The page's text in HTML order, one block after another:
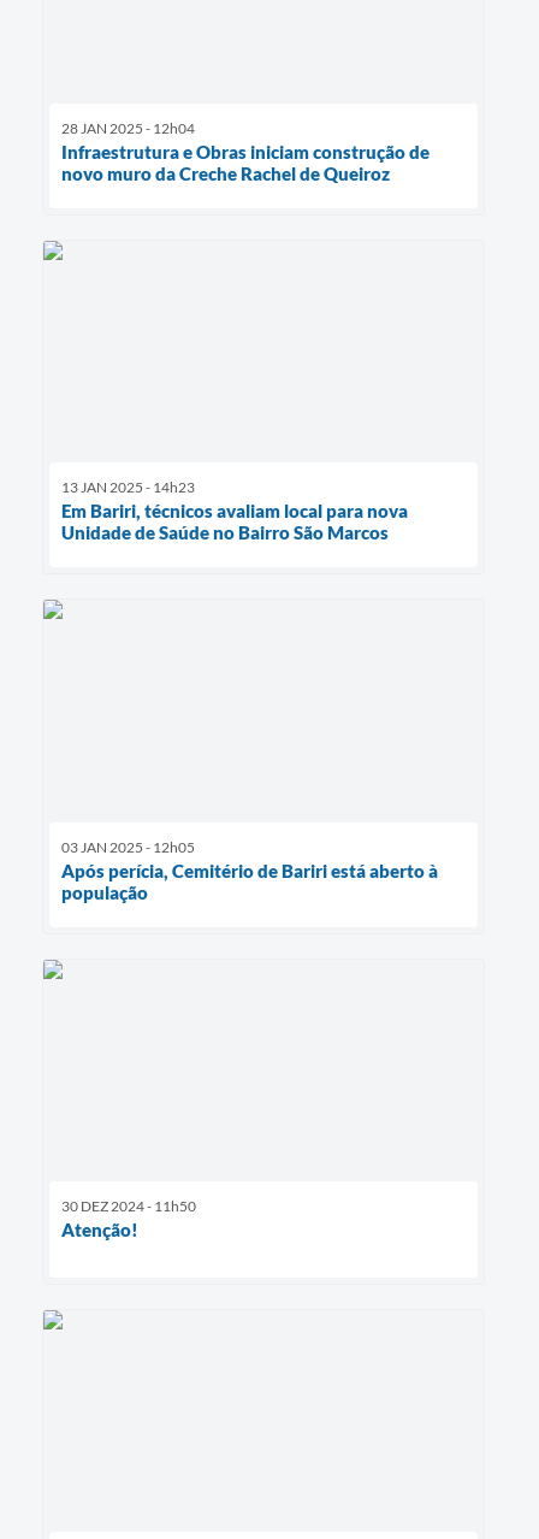
28 JAN 2025 - 12h04
Infraestrutura e Obras iniciam construção de
novo muro da Creche Rachel de Queiroz
13 JAN 2025 - 14h23
Em Bariri, técnicos avaliam local para nova
Unidade de Saúde no Bairro São Marcos
03 JAN 2025 - 12h05
Após perícia, Cemitério de Bariri está aberto à
população
30 DEZ 2024 - 11h50
Atenção!